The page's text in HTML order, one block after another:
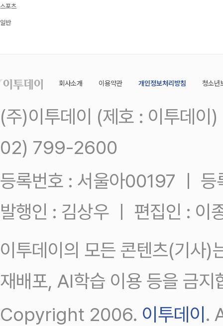
스포츠
일반
회사소개 이용약관 개인정보처리방침 청소년
(주)이투데이 (제호 : 이투데
02) 799-2600
등록번호 : 서울아00197 ㅣ
발행인 : 김상우 ㅣ 편집인 : 이
이투데이의 모든 콘텐츠(기사)
재배포, AI학습 이용 등을 금지
Copyright 2006. 이투데이.